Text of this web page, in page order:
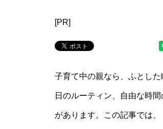
[PR]
子育て中の親なら、ふとし
日のルーティン、自由な時
があります。この記事では